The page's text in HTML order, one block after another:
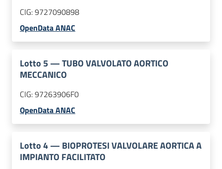
CIG:9727090898
OpenData ANAC
Lotto 5—TUBO VALVOLATO AORTICO
MECCANICO
CIG:97263906F0
OpenData ANAC
Lotto4— BIOPROTESI VALVOLARE AORTICA A
IMPIANTO FACILITATO